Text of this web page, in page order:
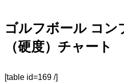
ゴルフボール コン
（硬度）チャート
[table id=169 /]